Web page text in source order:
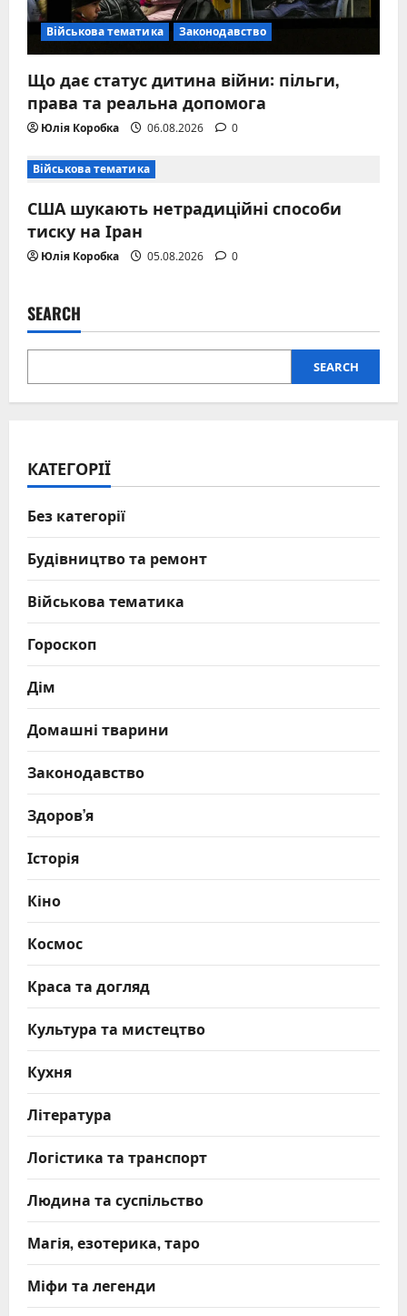
Військова тематика Законодавство
Що дає статус дитина війни: пільги,
права та реальна допомога
Юлія Коробка 06.08.2026 0
Військова тематика
США шукають нетрадиційні способи
тиску на Іран
Юлія Коробка 05.08.2026 0
SEARCH
SEARCH
КАТЕГОРІЇ
Без категорії
Будівництво та ремонт
Військова тематика
Гороскоп
Дім
Домашні тварини
Законодавство
Здоров’я
Історія
Кіно
Космос
Краса та догляд
Культура та мистецтво
Кухня
Література
Логістика та транспорт
Людина та суспільство
Магія, езотерика, таро
Міфи та легенди